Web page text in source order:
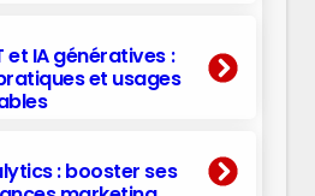
et IA génératives :
et usages
: booster ses